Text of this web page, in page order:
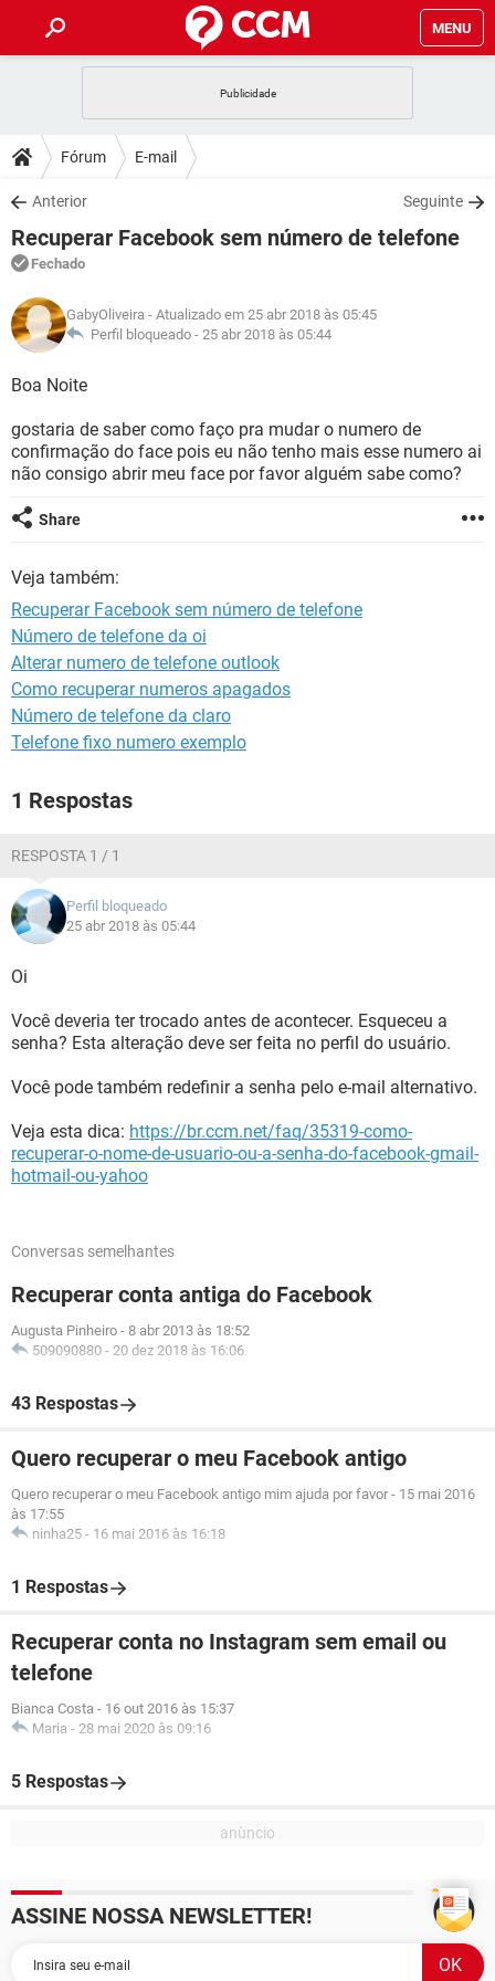
MENU
CELULAR
OUTLOOK
INSTAGRAM GMAIL
GUIA DE COMPRAS
DICAS
JOGOS
OUTLOOK
INSTAGRAM
GUIA DE COMPRAS
DOWNLOADS
JOGOS WHATSAPP
CELULAR
OUTLOOK EXCEL
INSTAGRAM
GUIA DE COMPRAS
FÓRUM
JOGOS
CELULAR FACEBOOK
GUIA DE COMPRAS
GLOSSÁRIO
JOGOS
CELULAR
OUTLOOK EXCEL
INSTAGRAM GMAIL
Fórum E-mail
Anterior Seguinte
Recuperar Facebook sem número de telefone
Fechado
GabyOliveira - Atualizado em 25 abr 2018 às 05:45
Perfil bloqueado - 25 abr 2018 às 05:44
Boa Noite
gostaria de saber como faço pra mudar o numero de
confirmação do face pois eu não tenho mais esse numero ai
não consigo abrir meu face por favor alguém sabe como?
Share
Veja também:
Recuperar Facebook sem número de telefone
Número de telefone da oi
Alterar numero de telefone outlook
Como recuperar numeros apagados
Número de telefone da claro
Telefone fixo numero exemplo
1 Respostas
RESPOSTA 1 / 1
Perfil bloqueado
25 abr 2018 às 05:44
Oi
Você deveria ter trocado antes de acontecer. Esqueceu a
senha? Esta alteração deve ser feita no perfil do usuário.
Você pode também redefinir a senha pelo e-mail alternativo.
Veja esta dica: https://br.ccm.net/faq/35319-como-
recuperar-o-nome-de-usuario-ou-a-senha-do-facebook-gmail-
hotmail-ou-yahoo
Conversas semelhantes
Recuperar conta antiga do Facebook
Augusta Pinheiro - 8 abr 2013 às 18:52
509090880 - 20 dez 2018 às 16:06
43 Respostas
Quero recuperar o meu Facebook antigo
Quero recuperar o meu Facebook antigo mim ajuda por favor - 15 mai 2016
às 17:55
ninha25 - 16 mai 2016 às 16:18
1 Respostas
Recuperar conta no Instagram sem email ou
telefone
Bianca Costa - 16 out 2016 às 15:37
Maria - 28 mai 2020 às 09:16
5 Respostas
ASSINE NOSSA NEWSLETTER!